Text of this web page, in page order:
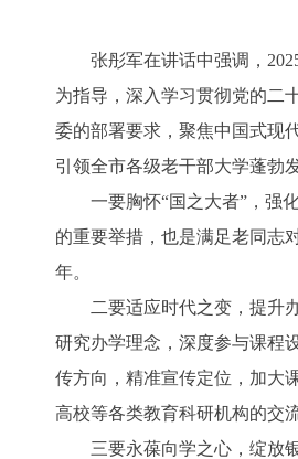
张彤军在讲话中强调，2025
为指导，深入学习贯彻党的二
委的部署要求，聚焦中国式现
引领全市各级老干部大学蓬勃发
一要胸怀“国之大者”，强化
的重要举措，也是满足老同志
年。
二要适应时代之变，提升办
研究办学理念，深度参与课程
传方向，精准宣传定位，加大
高校等各类教育科研机构的交
三要永葆向学之心，绽放银